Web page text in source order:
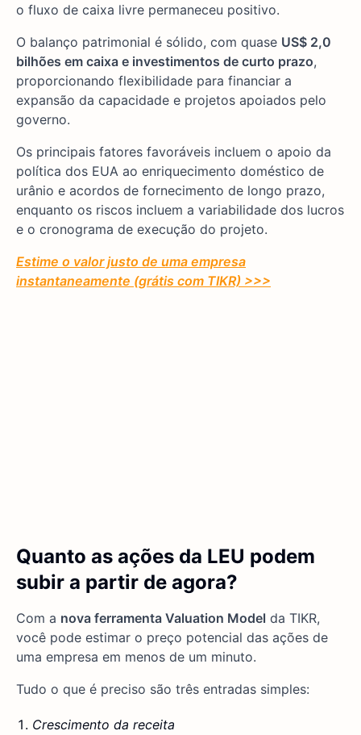
o fluxo de caixa livre permaneceu positivo.
O balanço patrimonial é sólido, com quase US$ 2,0
bilhões em caixa e investimentos de curto prazo,
proporcionando flexibilidade para financiar a
expansão da capacidade e projetos apoiados pelo
governo.
Os principais fatores favoráveis incluem o apoio da
política dos EUA ao enriquecimento doméstico de
urânio e acordos de fornecimento de longo prazo,
enquanto os riscos incluem a variabilidade dos lucros
e o cronograma de execução do projeto.
Estime o valor justo de uma empresa
instantaneamente (grátis com TIKR) >>>
Quanto as ações da LEU podem
subir a partir de agora?
Com a nova ferramenta Valuation Model da TIKR,
você pode estimar o preço potencial das ações de
uma empresa em menos de um minuto.
Tudo o que é preciso são três entradas simples:
Crescimento da receita